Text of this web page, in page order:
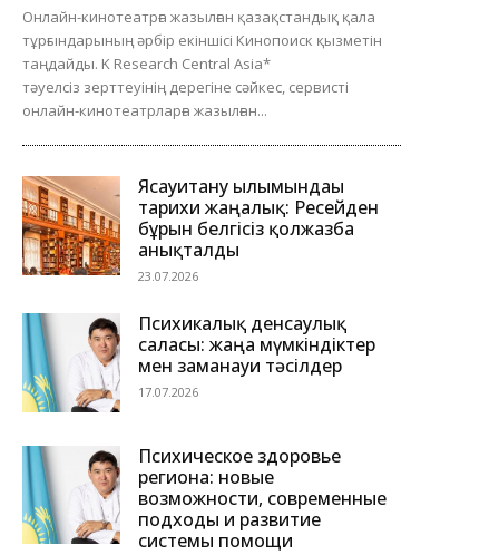
Онлайн-кинотеатрға жазылған қазақстандық қала
тұрғындарының әрбір екіншісі Кинопоиск қызметін
таңдайды. K Research Central Asia*
тәуелсіз зерттеуінің дерегіне сәйкес, сервисті
онлайн-кинотеатрларға жазылған...
Ясауитану ғылымындағы
тарихи жаңалық: Ресейден
бұрын белгісіз қолжазба
анықталды
23.07.2026
Психикалық денсаулық
саласы: жаңа мүмкіндіктер
мен заманауи тәсілдер
17.07.2026
Психическое здоровье
региона: новые
возможности, современные
подходы и развитие
системы помощи